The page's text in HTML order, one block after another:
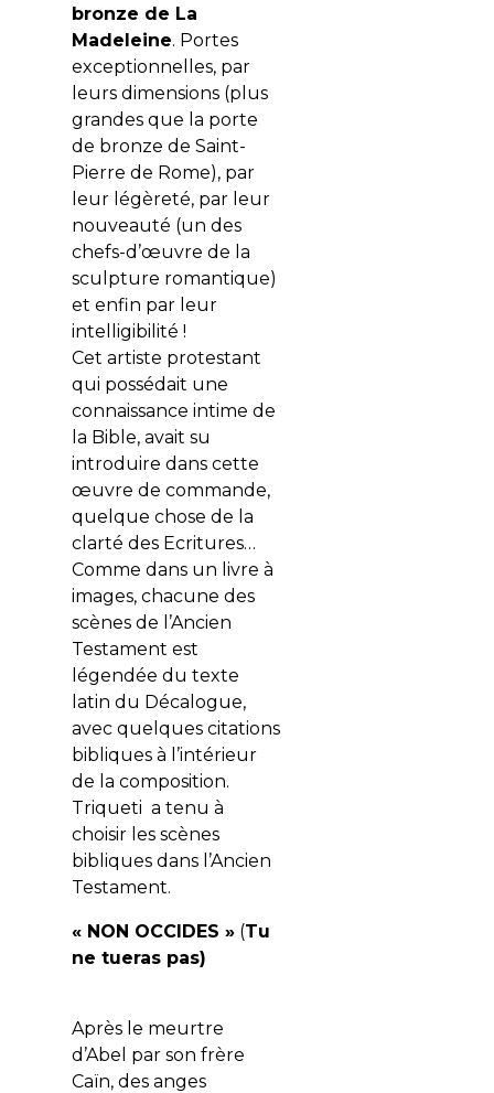
bronze de La
Madeleine. Portes
exceptionnelles, par
leurs dimensions (plus
grandes que la porte
de bronze de Saint-
Pierre de Rome), par
leur légèreté, par leur
nouveauté (un des
chefs-d’œuvre de la
sculpture romantique)
et enfin par leur
intelligibilité !
Cet artiste protestant
qui possédait une
connaissance intime de
la Bible, avait su
introduire dans cette
œuvre de commande,
quelque chose de la
clarté des Ecritures…
Comme dans un livre à
images, chacune des
scènes de l’Ancien
Testament est
légendée du texte
latin du Décalogue,
avec quelques citations
bibliques à l’intérieur
de la composition.
Triqueti a tenu à
choisir les scènes
bibliques dans l’Ancien
Testament.
« NON OCCIDES »(Tu
ne tueras pas)
Après le meurtre
d’Abel par son frère
Caïn, des anges